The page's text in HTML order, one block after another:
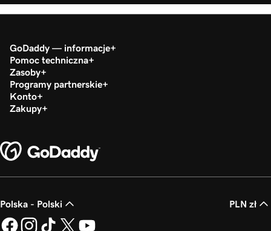
GoDaddy — informacje
Pomoc techniczna
Zasoby
Programy partnerskie
Konto
Zakupy
Polska - Polski PLN zł